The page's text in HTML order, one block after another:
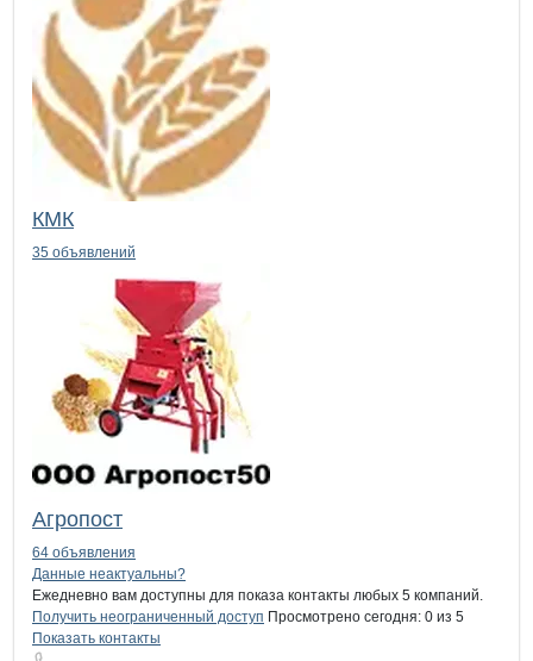
КМК
35 объявлений
Агропост
64 объявления
Контактыкомпании
+7(800)000-00-..
Данные неактуальны?
Ежедневно вам доступны для показа контакты любых 5 компаний.
Получить неограниченный доступ Просмотрено сегодня: 0 из 5
Показать контакты